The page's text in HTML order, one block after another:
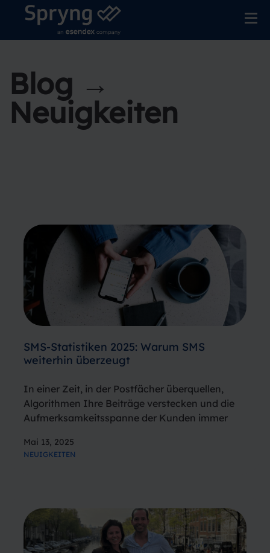
Blog →
Neuigkeiten
SMS-Statistiken 2025: Warum SMS
weiterhin überzeugt
In einer Zeit, in der Postfächer überquellen,
Algorithmen Ihre Beiträge verstecken und die
Aufmerksamkeitsspanne der Kunden immer
und effektiver Kommunikationskanal.Und das
Mai 13, 2025
NEUIGKEITEN